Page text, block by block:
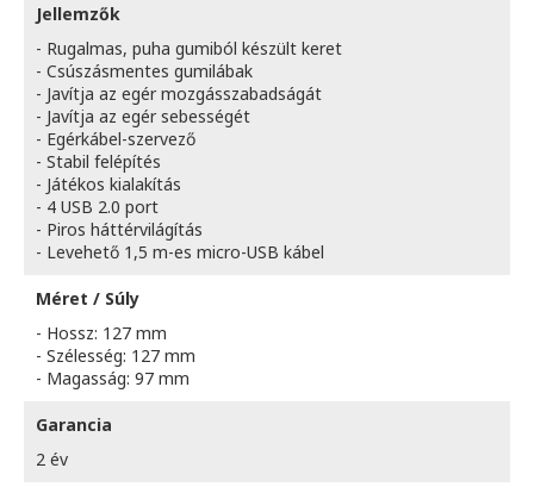
Jellemzők
- Rugalmas, puha gumiból készült keret
- Csúszásmentes gumilábak
- Javítja az egér mozgásszabadságát
- Javítja az egér sebességét
- Egérkábel-szervező
- Stabil felépítés
- Játékos kialakítás
- 4 USB 2.0 port
- Piros háttérvilágítás
- Levehető 1,5 m-es micro-USB kábel
Méret / Súly
- Hossz: 127 mm
- Szélesség: 127 mm
- Magasság: 97 mm
Garancia
2 év